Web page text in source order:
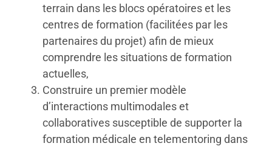
terrain dans les blocs opératoires et les
centres de formation (facilitées par les
partenaires du projet) afin de mieux
comprendre les situations de formation
actuelles,
Construire un premier modèle
d’interactions multimodales et
collaboratives susceptible de supporter la
formation médicale en telementoring dans